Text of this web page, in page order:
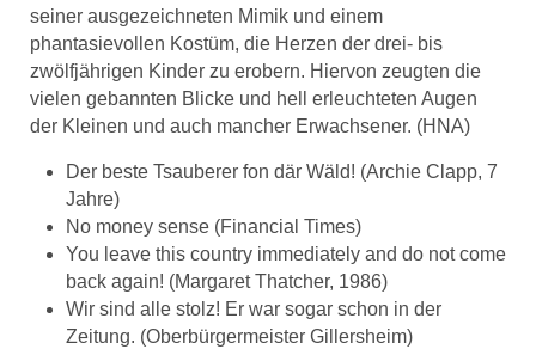
seiner ausgezeichneten Mimik und einem
phantasievollen Kostüm, die Herzen der drei- bis
zwölfjährigen Kinder zu erobern. Hiervon zeugten die
vielen gebannten Blicke und hell erleuchteten Augen
der Kleinen und auch mancher Erwachsener. (HNA)
Der beste Tsauberer fon där Wäld! (Archie Clapp, 7
Jahre)
No money sense (Financial Times)
You leave this country immediately and do not come
back again! (Margaret Thatcher, 1986)
Wir sind alle stolz! Er war sogar schon in der
Zeitung. (Oberbürgermeister Gillersheim)